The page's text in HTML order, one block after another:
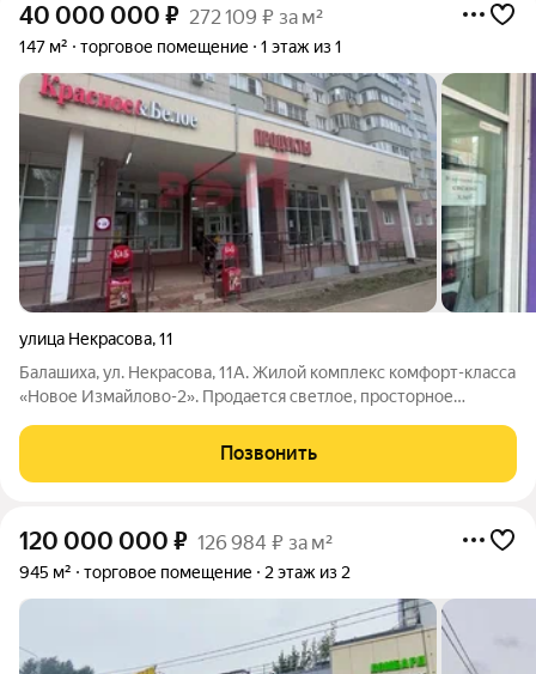
40 000 000 ₽ 272 109 ₽ за м²
147 м² торговое помещение 1 этаж из 1
улица Некрасова,11
Балашиха, ул. Некрасова, 11А. Жилой комплекс комфорт-класса
«Новое Измайлово-2». Продается светлое, просторное
просто квадратные метры, а готовый инструмент для
заработка или надежный
Позвонить
120 000 000 ₽ 126 984 ₽ за м²
945 м² торговое помещение 2 этаж из 2